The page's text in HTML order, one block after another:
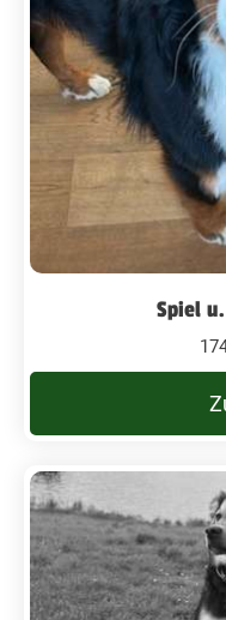
Spiel